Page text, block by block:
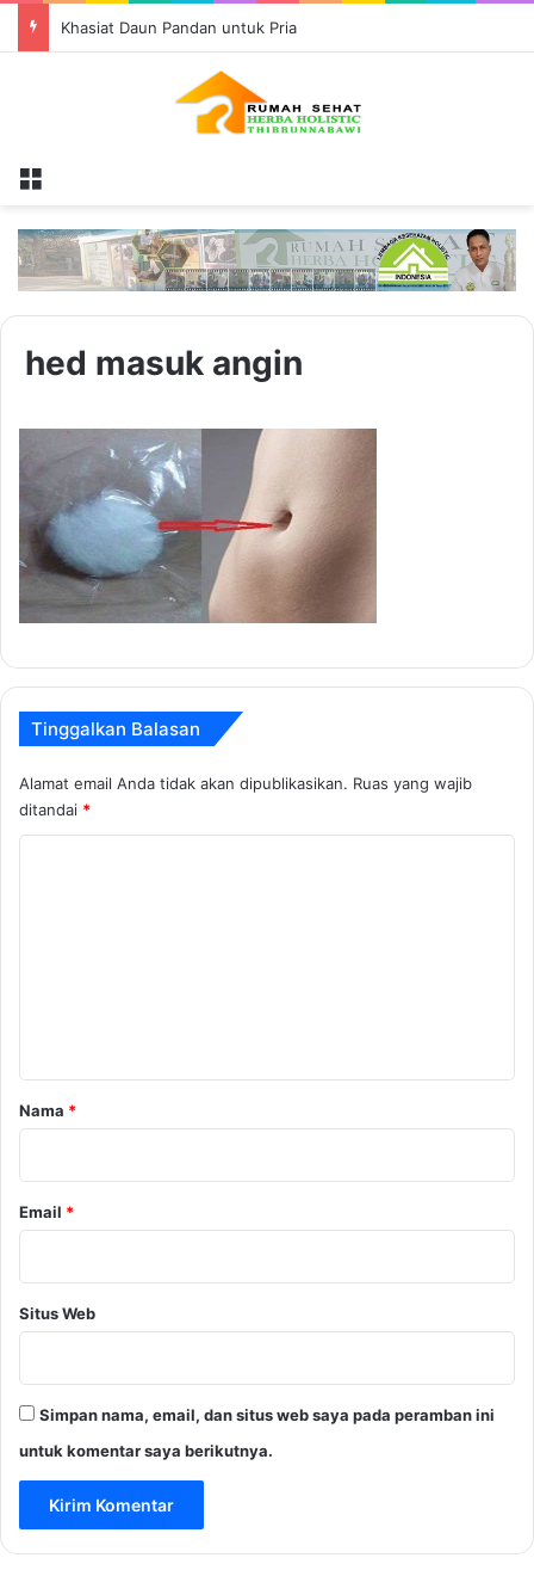
Manfaat Kacang Macadamia untuk Kesehatan
Menu
hed masuk angin
Tinggalkan Balasan
Alamat email Anda tidak akan dipublikasikan. Ruas yang wajib
ditandai *
rNama *
Email *
Situs Web
Simpan nama, email, dan situs web saya pada peramban ini
untuk komentar saya berikutnya.